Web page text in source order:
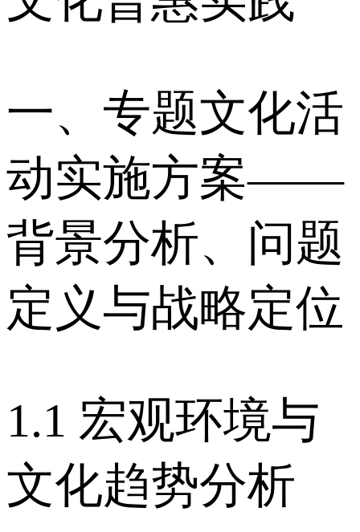
一、专题文化活
动实施方案——
背景分析、问题
定义与战略定位
1.1 宏观环境与
文化趋势分析